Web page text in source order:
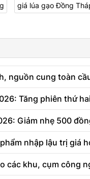
giá lúa gạo Đồng
nguồn cung toàn
Tăng phiên thứ
Giảm nhẹ 500
nhập lậu trị giá
các khu, cụm công